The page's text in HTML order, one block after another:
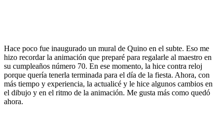
Hace poco fue inaugurado un mural de Quino en el subte. Eso me
hizo recordar la animación que preparé para regalarle al maestro en
su cumpleaños número 70. En ese momento, la hice contra reloj
porque quería tenerla terminada para el día de la fiesta. Ahora, con
más tiempo y experiencia, la actualicé y le hice algunos cambios en
el dibujo y en el ritmo de la animación. Me gusta más como quedó
ahora.